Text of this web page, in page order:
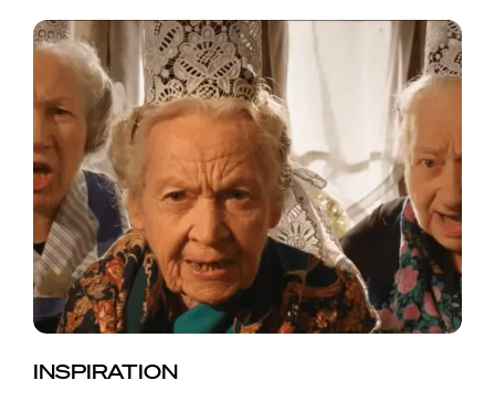
INSPIRATION